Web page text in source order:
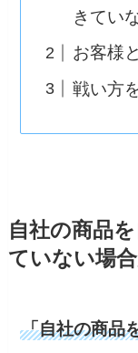
きてい
お客様
戦い方
自社の商品
ていない場
「自社の商品